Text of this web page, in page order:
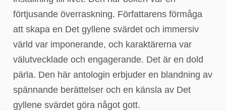
förtjusande överraskning. Författarens förmåga
att skapa en Det gyllene svärdet och immersiv
värld var imponerande, och karaktärerna var
välutvecklade och engagerande. Det är en dold
pärla. Den här antologin erbjuder en blandning av
spännande berättelser och en känsla av Det
gyllene svärdet göra något gott.